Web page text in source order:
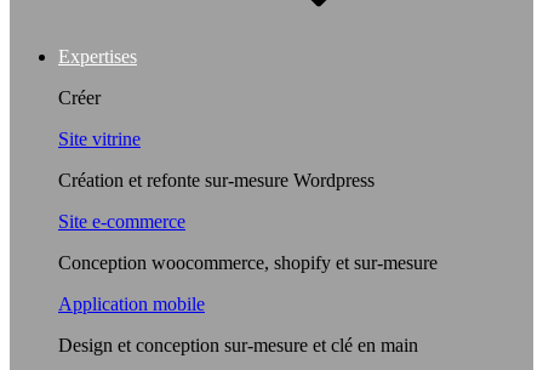
Expertises
Créer
Site vitrine
Création et refonte sur-mesure Wordpress
Site e-commerce
Conception woocommerce, shopify et sur-mesure
Application mobile
Design et conception sur-mesure et clé en main